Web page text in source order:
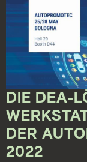
DIE DEA-
DER
2022